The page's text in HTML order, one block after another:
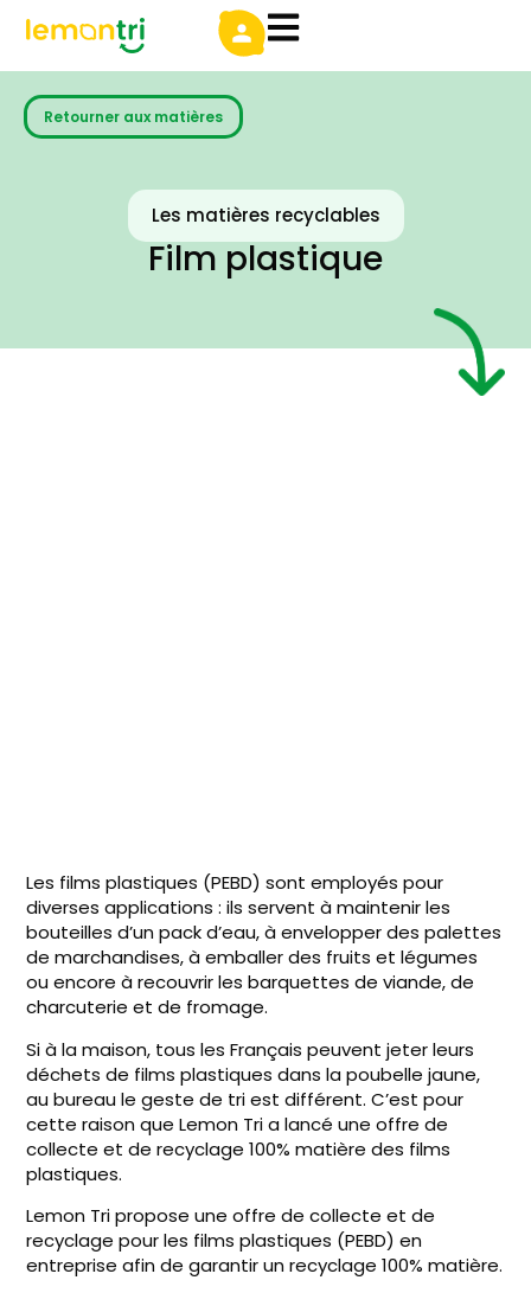
Les matières recyclables
Film plastique
Retourner aux matières
Les films plastiques (PEBD) sont employés pour
diverses applications : ils servent à maintenir les
bouteilles d’un pack d’eau, à envelopper des palettes
de marchandises, à emballer des fruits et légumes
ou encore à recouvrir les barquettes de viande, de
charcuterie et de fromage.
Si à la maison, tous les Français peuvent jeter leurs
déchets de films plastiques dans la poubelle jaune,
au bureau le geste de tri est différent. C’est pour
cette raison que Lemon Tri a lancé une offre de
collecte et de recyclage 100% matière des films
plastiques.
Lemon Tri propose une offre de collecte et de
recyclage pour les films plastiques (PEBD) en
entreprise afin de garantir un recyclage 100% matière.